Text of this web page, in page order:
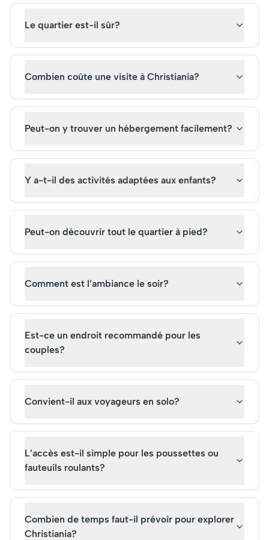
historiques attire des
Achetez vos billets pour une
merveilleux havre de paix et
des millions de
Planifiez votre visite
l'eau, sans avoir
de cette expérience
Le quartier est-il sûr?
Combien coûte une visite à Christiania?
Peut-on y trouver un hébergement facilement?
Y a-t-il des activités adaptées aux enfants?
Peut-on découvrir tout le quartier à pied?
Comment est l’ambiance le soir?
Est-ce un endroit recommandé pour les
couples?
Convient-il aux voyageurs en solo?
L’accès est-il simple pour les poussettes ou
fauteuils roulants?
Combien de temps faut-il prévoir pour explorer
Christiania?